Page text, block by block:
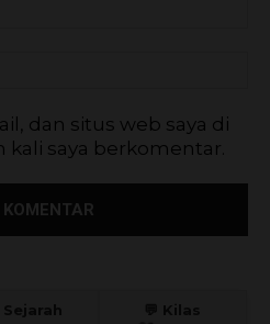
dan situs web saya di
saya berkomentar.